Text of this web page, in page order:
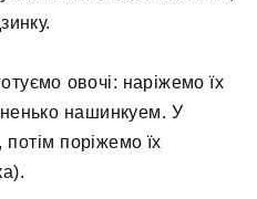
овочі: наріжемо їх
нашинкуем. У
поріжемо їх